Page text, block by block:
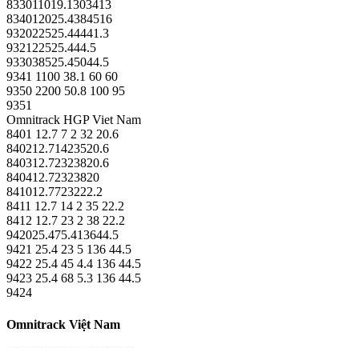
833011019.1303413
834012025.4384516
932022525.44441.3
932122525.444.5
933038525.45044.5
9341 1100 38.1 60 60
9350 2200 50.8 100 95
9351
Omnitrack HGP Viet Nam
8401 12.7 7 2 32 20.6
840212.71423520.6
840312.72323820.6
840412.72323820
841012.7723222.2
8411 12.7 14 2 35 22.2
8412 12.7 23 2 38 22.2
942025.475.413644.5
9421 25.4 23 5 136 44.5
9422 25.4 45 4.4 136 44.5
9423 25.4 68 5.3 136 44.5
9424
Omnitrack Việt Nam